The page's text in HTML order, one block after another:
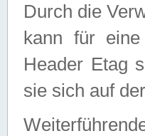
Durch die
kann für
Header Etag
sie sich auf